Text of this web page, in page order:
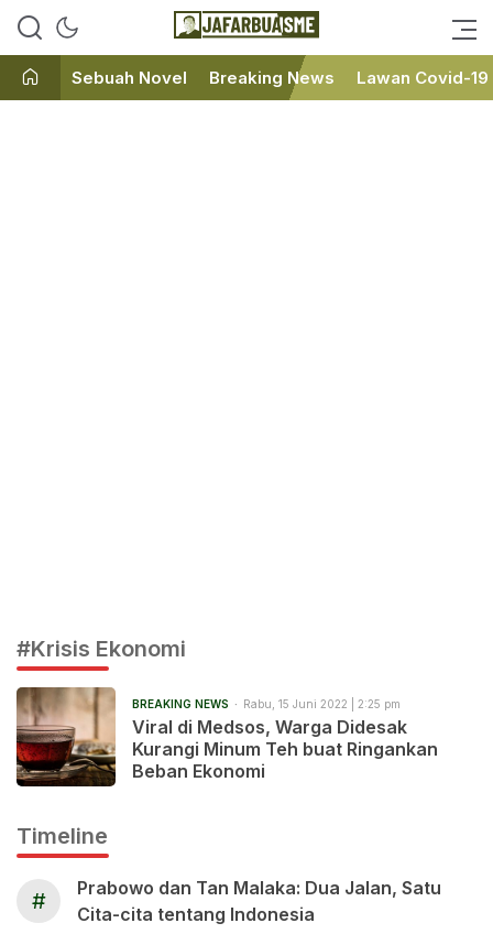
JafarBua
Ini bukan Media Online, Ini
Sebuah Novel Breaking News Lawan Covid-19
#Krisis Ekonomi
BREAKING NEWS Rabu, 15 Juni 2022 | 2:25 pm
Viral di Medsos, Warga Didesak
Kurangi Minum Teh buat Ringankan
Beban Ekonomi
Timeline
#
Prabowo dan Tan Malaka: Dua Jalan, Satu
Cita-cita tentang Indonesia